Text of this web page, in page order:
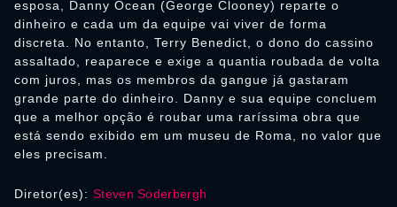
esposa, Danny Ocean (George Clooney) reparte o
dinheiro e cada um da equipe vai viver de forma
discreta. No entanto, Terry Benedict, o dono do cassino
assaltado, reaparece e exige a quantia roubada de volta
com juros, mas os membros da gangue já gastaram
grande parte do dinheiro. Danny e sua equipe concluem
que a melhor opção é roubar uma raríssima obra que
está sendo exibido em um museu de Roma, no valor que
eles precisam.
Diretor(es): Steven Soderbergh